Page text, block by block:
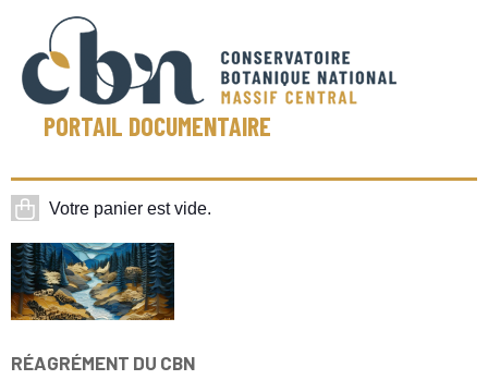
PORTAIL DOCUMENTAIRE
RÉAGRÉMENT DU CBN